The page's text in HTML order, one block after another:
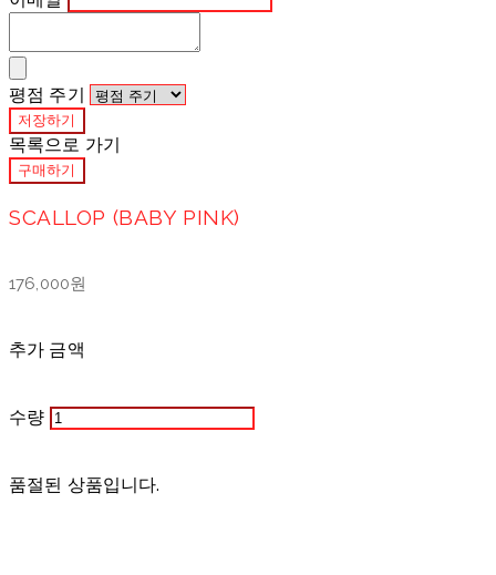
평점 주기
저장하기
목록으로 가기
구매하기
SCALLOP (BABY PINK)
176,000원
추가 금액
수량
품절된 상품입니다.